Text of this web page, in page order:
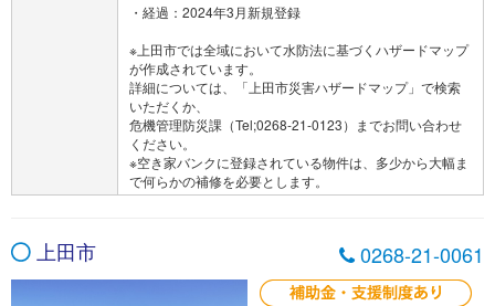
・経過：2024年3月新規登録
※上田市では全域において水防法に基づくハザードマップ
が作成されています。
詳細については、「上田市災害ハザードマップ」で検索
いただくか、
危機管理防災課（Tel;0268-21-0123）までお問い合わせ
ください。
※空き家バンクに登録されている物件は、多少から大幅ま
で何らかの補修を必要とします。
上田市 0268-21-0061